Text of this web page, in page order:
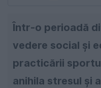
Într-o perioadă
vedere social și
practicării
anihila stresul și